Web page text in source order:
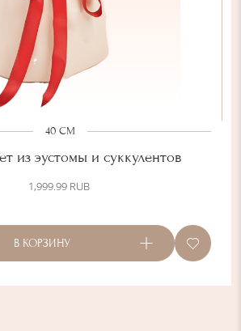
40 СМ
из эустомы и суккулентов
1,999.99 RUB
В КОРЗИНУ